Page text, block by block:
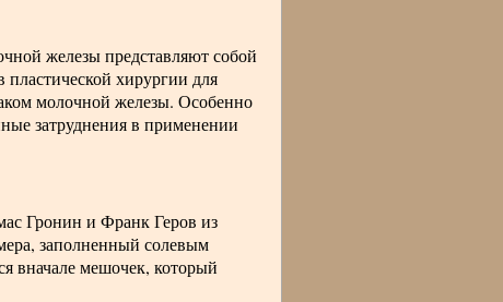
железы представляют собой
хирургии для
молочной железы. Особенно
затруднения в применении
Гронин и Франк Геров из
заполненный солевым
вначале мешочек, который